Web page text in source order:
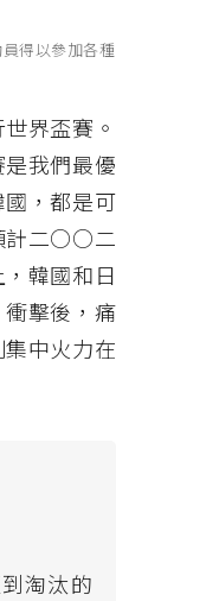
得以參加各種
界盃賽。
我們最優
，都是可
計二○○二
韓國和日
擊後，痛
中火力在
淘汰的